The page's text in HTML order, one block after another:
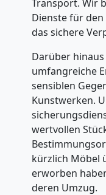
Transport. Wir
Dienste für
das sichere
Darüber
umfangreiche
sensiblen
Kunstwerken.
wertvollen
kürzlich Möbel
erworben
deren Umzug.